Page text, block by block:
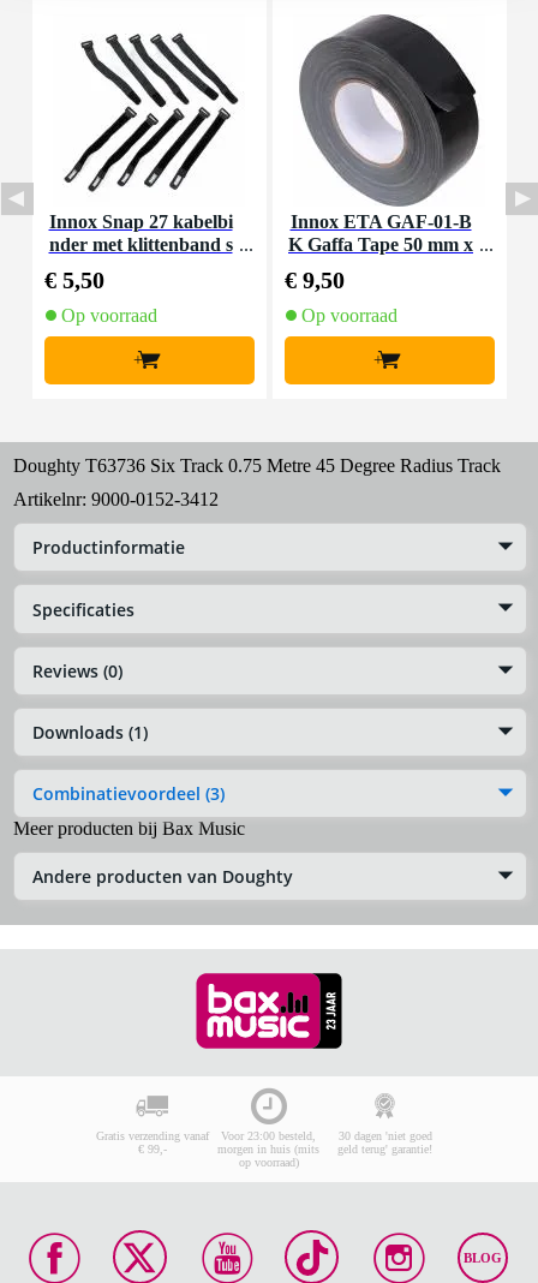
Innox Snap 27 kabelbi
nder met klittenband s
€ 5,50
Op voorraad
+
Innox ETA GAF-01-B
K Gaffa Tape 50 mm x
€ 9,50
Op voorraad
+
Doughty T63736 Six Track 0.75 Metre 45 Degree Radius Track
Artikelnr: 9000-0152-3412
Productinformatie
Specificaties
Reviews (0)
Downloads (1)
Combinatievoordeel (3)
Meer producten bij Bax Music
Andere producten van Doughty
Gratis verzending vanaf
€ 99,-
Voor 23:00 besteld,
morgen in huis (mits
op voorraad)
30 dagen 'niet goed
geld terug' garantie!
BLOG